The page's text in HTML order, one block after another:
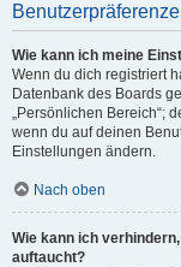
Wie kann ich meine
Wenn du dich registriert
Datenbank des Boards
„Persönlichen Bereich“;
wenn du auf deinen
Einstellungen ändern.
Nach oben
Wie kann ich
auftaucht?